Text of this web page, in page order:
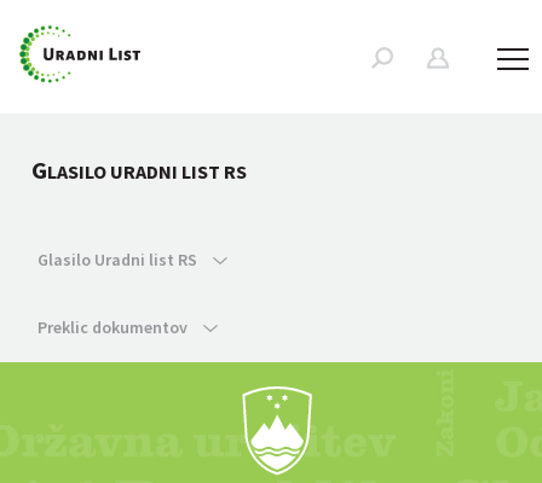
GLASILO URADNI LIST RS
Glasilo Uradni list RS
Preklic dokumentov